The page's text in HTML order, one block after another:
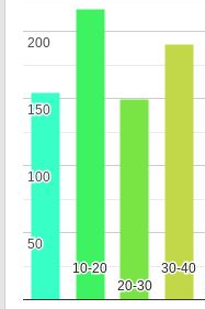
10-20
10-20
20-30
20-30
30-40
30-40
50
50
100
100
150
150
200
200